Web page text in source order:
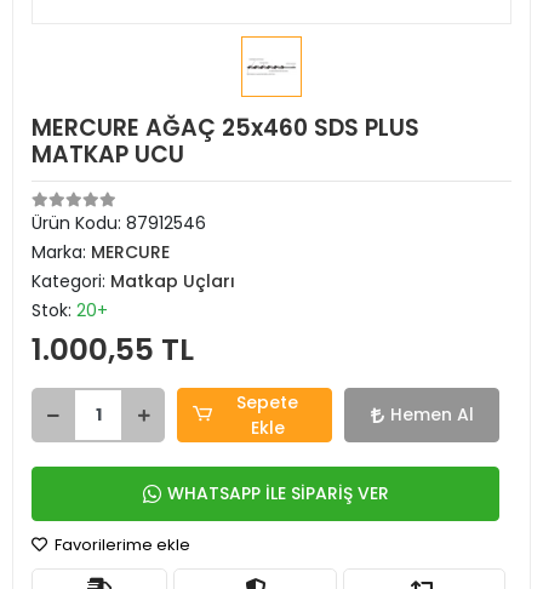
MERCURE AĞAÇ 25x460 SDS PLUS
MATKAP UCU
Ürün Kodu: 87912546
Marka: MERCURE
Kategori: Matkap Uçları
Stok: 20+
1.000,55 TL
Sepete
Ekle
Hemen Al
WHATSAPP İLE SİPARİŞ VER
Favorilerime ekle